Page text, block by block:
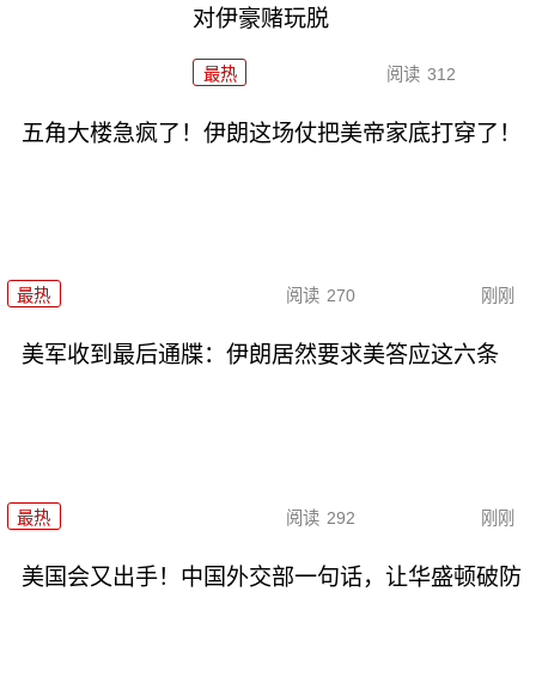
对伊豪赌玩脱
最热 阅读 312
五角大楼急疯了！伊朗这场仗把美帝家底打穿了！
最热 阅读 270 刚刚
美军收到最后通牒：伊朗居然要求美答应这六条
最热 阅读 292 刚刚
美国会又出手！中国外交部一句话，让华盛顿破防